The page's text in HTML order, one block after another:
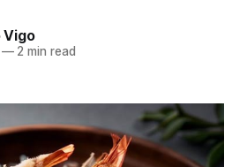
Vigo
—2 min read